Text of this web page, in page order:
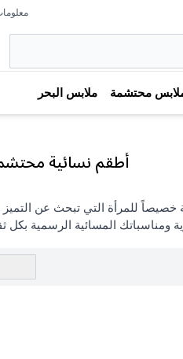
محتشمة ملابس البحر
أطقم نسائية
للمرأة التي تبحث عن التميز
المسائية الرسمية بكل